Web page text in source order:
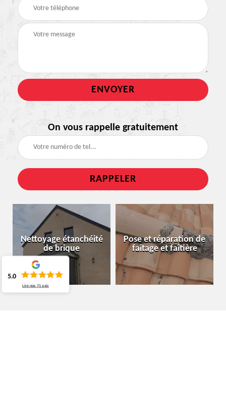
On vous rappelle gratuitement
Nettoyage étanchéité
de brique
Pose et réparation de
faîtage et faîtière
5.0
Lire nos71 avis